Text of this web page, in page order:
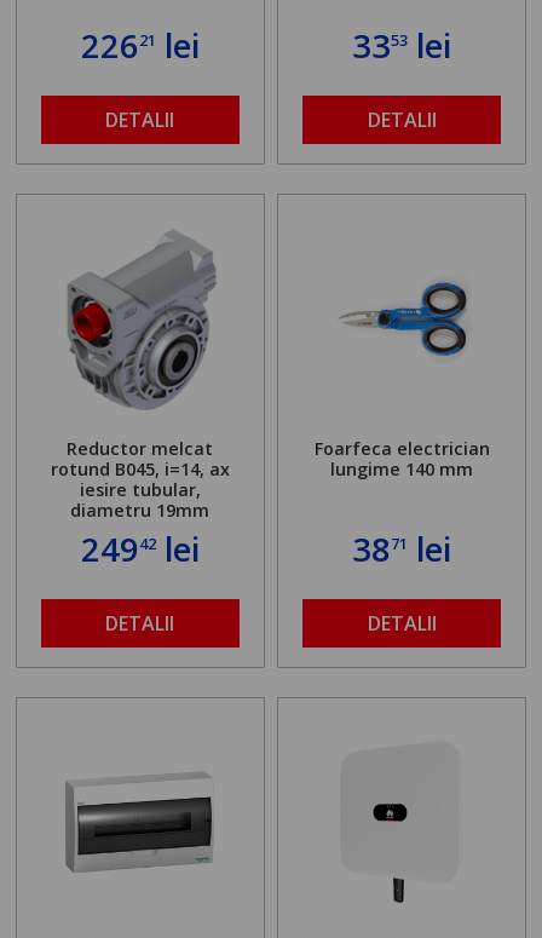
22621 lei
DETALII
3353 lei
DETALII
Reductor melcat
rotund B045, i=14, ax
iesire tubular,
diametru 19mm
24942lei
DETALII
Foarfeca electrician
lungime 140 mm
3871 lei
DETALII